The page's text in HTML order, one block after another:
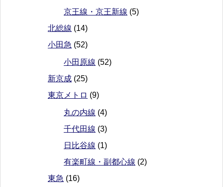
京王線・京王新線 (5)
北総線 (14)
小田急 (52)
小田原線 (52)
新京成 (25)
東京メトロ (9)
丸の内線 (4)
千代田線 (3)
日比谷線 (1)
有楽町線・副都心線 (2)
東急 (16)